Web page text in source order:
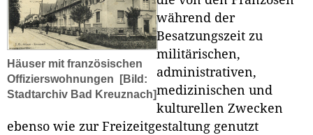
Häuser mit französischen
Offizierswohnungen
[Bild:
Stadtarchiv Bad Kreuznach]
während der
Besatzungszeit zu
militärischen,
administrativen,
medizinischen und
kulturellen Zwecken
ebenso wie zur Freizeitgestaltung genutzt